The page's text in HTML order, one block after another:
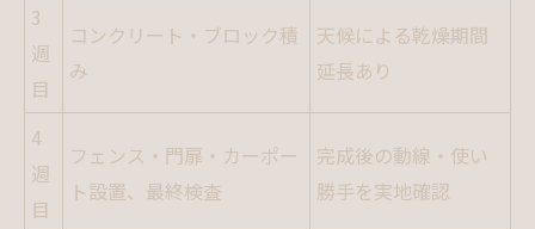
3
週
目
コンクリート・ブロック積
み
天候による乾燥期間
延長あり
4
週
目
フェンス・門扉・カーポー
ト設置、最終検査
完成後の動線・使い
勝手を実地確認